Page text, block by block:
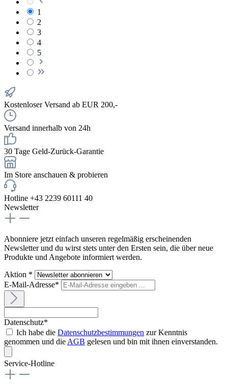
1
2
3
4
5
Kostenloser Versand ab EUR 200,-
Versand innerhalb von 24h
30 Tage Geld-Zurück-Garantie
Im Store anschauen & probieren
Hotline +43 2239 60111 40
Newsletter
Abonniere jetzt einfach unseren regelmäßig erscheinenden
Newsletter und du wirst stets unter den Ersten sein, die über neue
Produkte und Angebote informiert werden.
Aktion *
E-Mail-Adresse*
Datenschutz*
Ich habe die Datenschutzbestimmungen zur Kenntnis
genommen und die AGB gelesen und bin mit ihnen einverstanden.
Service-Hotline